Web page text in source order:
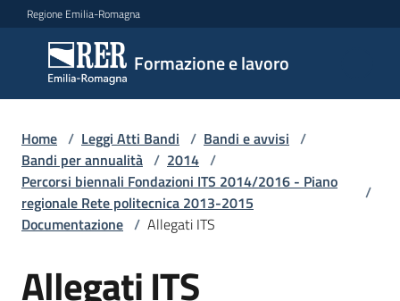
Vai al contenuto
Vai alla navigazione
Vai al footer
Regione Emilia-Romagna
Formazione e lavoro
Formazione
e lavoro
Argomenti
Novità
Home / Leggi Atti Bandi / Bandi e avvisi /
Bandi per annualità / 2014 /
Percorsi biennali Fondazioni ITS 2014/2016 - Piano
regionale Rete politecnica 2013-2015
/
Documentazione / Allegati ITS
Allegati ITS